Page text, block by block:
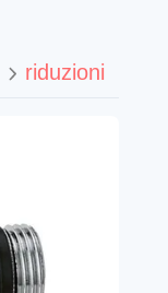
riduzioni